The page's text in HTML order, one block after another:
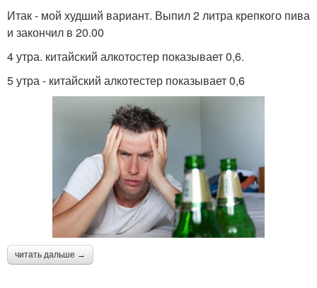
Итак - мой худший вариант. Выпил 2 литра крепкого пива
и закончил в 20.00
4 утра. китайский алкотостер показывает 0,6.
5 утра - китайский алкотестер показывает 0,6
читать дальше →